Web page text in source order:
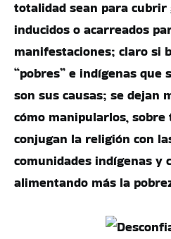
totalidad sean para cubrir
inducidos o acarreados
manifestaciones; claro si
“pobres” e indígenas que
son sus causas; se dejan
cómo manipularlos, sobre
conjugan la religión con
comunidades indígenas y
alimentando más la